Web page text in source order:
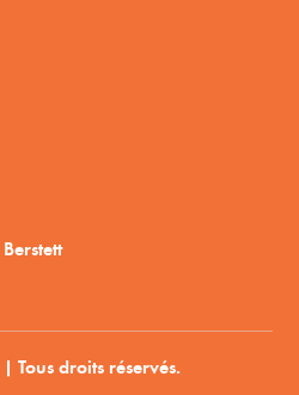
Tous droits réservés.